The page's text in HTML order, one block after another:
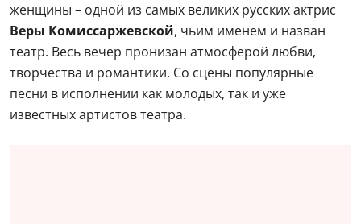
женщины – одной из самых великих русских актрис
Веры Комиссаржевской, чьим именем и назван
театр. Весь вечер пронизан атмосферой любви,
творчества и романтики. Со сцены популярные
песни в исполнении как молодых, так и уже
известных артистов театра.